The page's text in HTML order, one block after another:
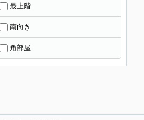
最上階
南向き
角部屋